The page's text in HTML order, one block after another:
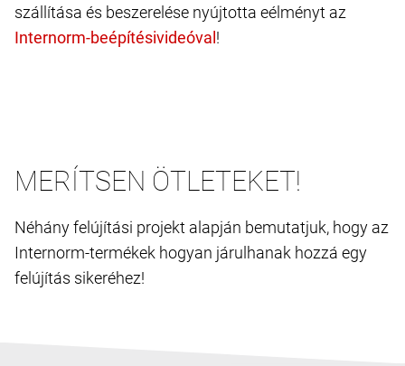
szállítása és beszerelése nyújtotta eélményt az
!
MERÍTSEN ÖTLETEKET!
Néhány felújítási projekt alapján bemutatjuk, hogy az
Internorm-termékek hogyan járulhanak hozzá egy
felújítás sikeréhez!